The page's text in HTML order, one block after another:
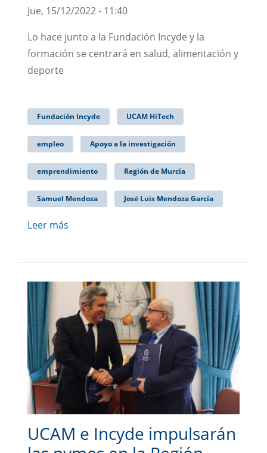
Jue, 15/12/2022 - 11:40
Lo hace junto a la Fundación Incyde y la
formación se centrará en salud, alimentación y
deporte
Fundación Incyde UCAM HiTech
empleo Apoyo a la investigación
emprendimiento Región de Murcia
Samuel Mendoza José Luis Mendoza García
Leer más
UCAM e Incyde impulsarán